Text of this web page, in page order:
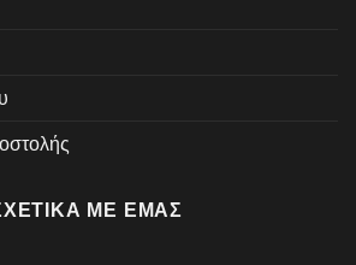
ΜΕ ΕΜΆΣ